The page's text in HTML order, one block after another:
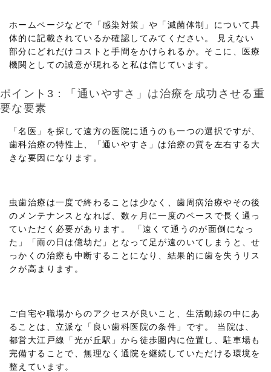
ホームページなどで「感染対策」や「滅菌体制」について具
体的に記載されているか確認してみてください。 見えない
部分にどれだけコストと手間をかけられるか。そこに、医療
機関としての誠意が現れると私は信じています。
ポイント3：「通いやすさ」は治療を成功させる重
要な要素
「名医」を探して遠方の医院に通うのも一つの選択ですが、
歯科治療の特性上、「通いやすさ」は治療の質を左右する大
きな要因になります。
虫歯治療は一度で終わることは少なく、歯周病治療やその後
のメンテナンスとなれば、数ヶ月に一度のペースで長く通っ
ていただく必要があります。 「遠くて通うのが面倒になっ
た」「雨の日は億劫だ」となって足が遠のいてしまうと、せ
っかくの治療も中断することになり、結果的に歯を失うリス
クが高まります。
ご自宅や職場からのアクセスが良いこと、生活動線の中にあ
ることは、立派な「良い歯科医院の条件」です。 当院は、
都営大江戸線「光が丘駅」から徒歩圏内に位置し、駐車場も
完備することで、無理なく通院を継続していただける環境を
整えています。